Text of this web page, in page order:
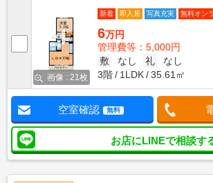
画像 : 21枚
新着 即入居 写真充実 無料オン
6万円
管理費等：5,000円
敷
なし 礼
なし
3階
1LDK 35.61㎡
空室確認 無料
お店にLINEで相談す